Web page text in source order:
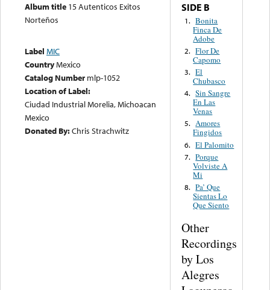
Album title 15 Autenticos Exitos
Norteños
Label MIC
CountryMexico
Catalog Number mlp-1052
Location of Label:
Ciudad Industrial Morelia, Michoacan
Mexico
Donated By:Chris Strachwitz
SIDE B
1. Bonita
Finca De
Adobe
2. Flor De
Capomo
3. El
Chubasco
4. Sin Sangre
En Las
Venas
5. Amores
Fingidos
6. El Palomito
7. Porque
Volviste A
Mi
8. Pa’ Que
Sientas Lo
Que Siento
Other
Recordings
by Los
Alegres